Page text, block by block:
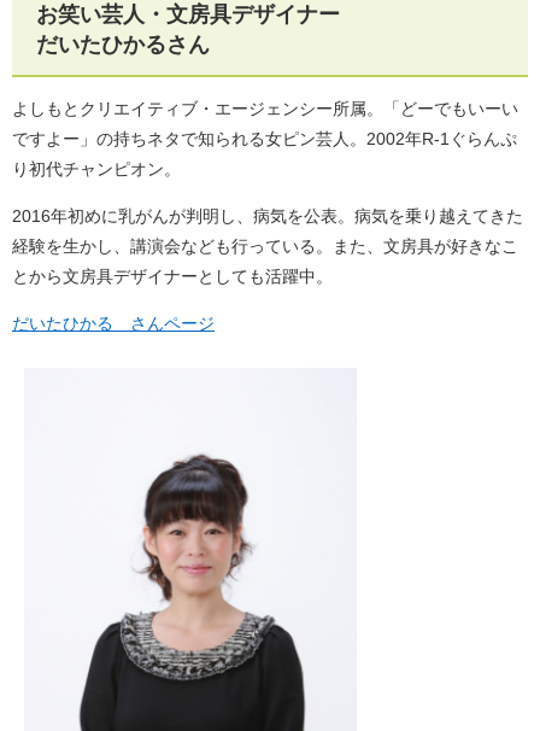
お笑い芸人・文房具デザイナー
だいたひかるさん
よしもとクリエイティブ・エージェンシー所属。「どーでもいーい
ですよー」の持ちネタで知られる女ピン芸人。2002年R-1ぐらんぷ
り初代チャンピオン。
2016年初めに乳がんが判明し、病気を公表。病気を乗り越えてきた
経験を生かし、講演会なども行っている。また、文房具が好きなこ
とから文房具デザイナーとしても活躍中。
だいたひかる さんページ